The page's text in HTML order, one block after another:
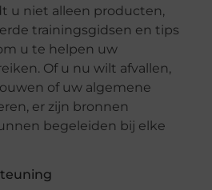
u niet alleen producten,
trainingsgidsen en tips
u te helpen uw
Of u nu wilt afvallen,
of uw algemene
er zijn bronnen
begeleiden bij elke